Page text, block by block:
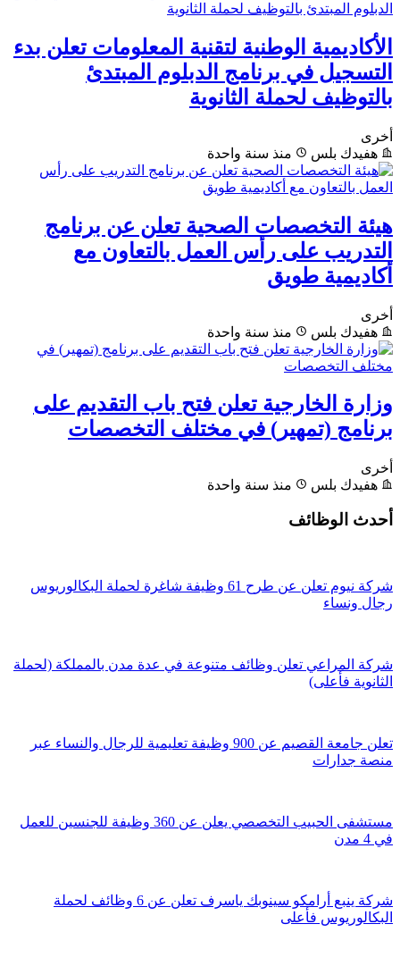
الأكاديمية الوطنية لتقنية المعلومات تعلن بدء
التسجيل في برنامج الدبلوم المبتدئ
بالتوظيف لحملة الثانوية
أخرى
هفيدك بلس
منذ سنة واحدة
هيئة التخصصات الصحية تعلن عن برنامج
التدريب على رأس العمل بالتعاون مع
أكاديمية طويق
أخرى
هفيدك بلس
منذ سنة واحدة
وزارة الخارجية تعلن فتح باب التقديم على
برنامج (تمهير) في مختلف التخصصات
أخرى
هفيدك بلس
منذ سنة واحدة
أحدث الوظائف
شركة نيوم تعلن عن طرح 61 وظيفة شاغرة لحملة البكالوريوس
رجال ونساء
شركة المراعي تعلن وظائف متنوعة في عدة مدن بالمملكة (لحملة
الثانوية فأعلى)
تعلن جامعة القصيم عن 900 وظيفة تعليمية للرجال والنساء عبر
منصة جدارات
مستشفى الحبيب التخصصي يعلن عن 360 وظيفة للجنسين للعمل
في 4 مدن
شركة ينبع أرامكو سينوبك ياسرف تعلن عن 6 وظائف لحملة
البكالوريوس فأعلى